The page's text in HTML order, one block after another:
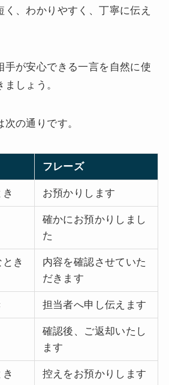
く、わかりやすく、丁寧に伝え
手が安心できる一言を自然に使
しょう。
の通りです。
フレーズ
お預かりします
確かにお預かりしまし
た
き
内容を確認させていた
だきます
担当者へ申し伝えます
確認後、ご返却いたし
ます
控えをお預かりします